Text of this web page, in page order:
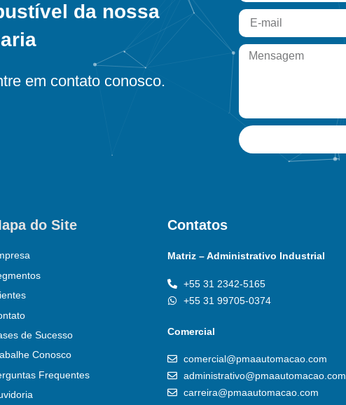
da nossa
em contato conosco.
do Site
de Sucesso
Conosco
Frequentes
Contatos
Matriz – Administrativo Industrial
+55 31 2342-5165
+55 31 99705-0374
Comercial
comercial@pmaautomacao.com
administrativo@pmaautomacao.com
carreira@pmaautomacao.com